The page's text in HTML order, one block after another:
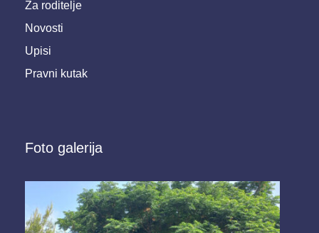
Za roditelje
Novosti
Upisi
Pravni kutak
Foto galerija